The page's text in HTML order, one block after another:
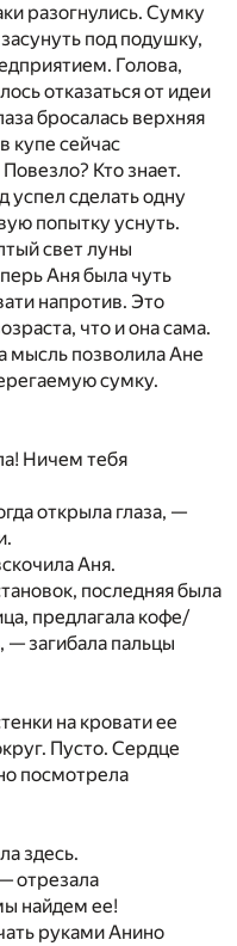
разогнулись. Сумку
под подушку,
Голова,
отказаться от идеи
бросалась верхняя
купе сейчас
Кто знает.
успел сделать одну
попытку уснуть.
свет луны
Аня была чуть
напротив. Это
что и она сама.
мысль позволила Ане
сумку.
Ничем тебя
открыла глаза, —
Аня.
последняя была
предлагала кофе/
— загибала пальцы
на кровати ее
Пусто. Сердце
посмотрела
здесь.
отрезала
найдем ее!
руками Анино